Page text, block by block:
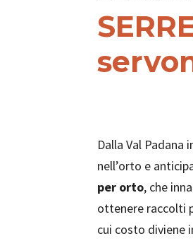
Dalla Val
nell’orto e
per orto, che
ottenere raccolti
cui costo diviene